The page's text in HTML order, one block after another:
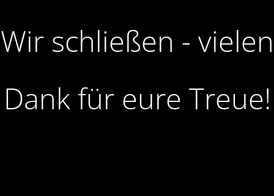
Wir schließen - vielen
Dank für eure Treue!